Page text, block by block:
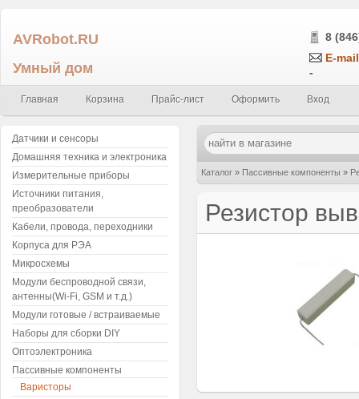
AVRobot.RU
Умный дом
8
E-
-
Главная Корзина Прайс-лист Оформить Вход
Каталог » Пассивные компоненты »
Резистор
Датчики и сенсоры
Домашняя техника и электроника
Измерительные приборы
Источники питания,
преобразователи
Кабели, провода, переходники
Корпуса для РЭА
Микросхемы
Модули беспроводной связи,
антенны(Wi-Fi, GSM и т.д.)
Модули готовые / встраиваемые
Наборы для сборки DIY
Оптоэлектроника
Пассивные компоненты
Варисторы